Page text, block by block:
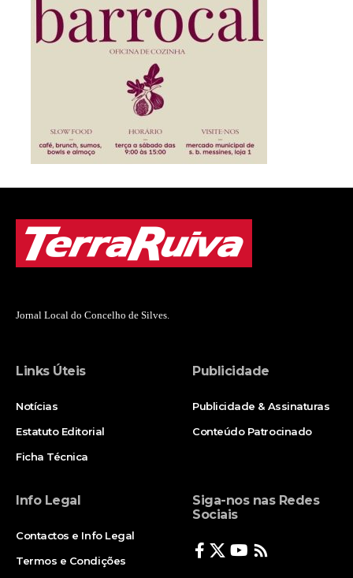
Jornal Local do Concelho de Silves.
Links Úteis
Notícias
Estatuto Editorial
Ficha Técnica
Publicidade
Publicidade & Assinaturas
Conteúdo Patrocinado
Info Legal
Contactos e Info Legal
Termos e Condições
Siga-nos nas Redes
Sociais